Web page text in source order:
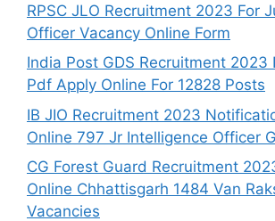
RPSC JLO Recruitment 2023 For
Officer Vacancy Online Form
India Post GDS Recruitment 2023
Pdf Apply Online For 12828 Posts
IB JIO Recruitment 2023
Online 797 Jr Intelligence Officer
CG Forest Guard Recruitment
Online Chhattisgarh 1484 Van
Vacancies